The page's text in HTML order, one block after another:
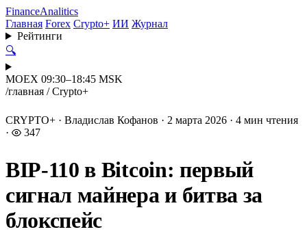
FinanceAnalitics
Главная Forex Crypto+ ИИ Журнал
Рейтинги
🔍
MOEX 09:30–18:45 MSK
/главная / Crypto+
CRYPTO+ · Владислав Кофанов · 2 марта 2026 · 4 мин чтения
·
347
BIP-110 в Bitcoin: первый
сигнал майнера и битва за
блокспейс